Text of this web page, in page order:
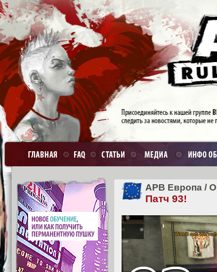
APB Европа /
Патч 93!